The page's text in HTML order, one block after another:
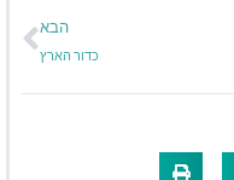
הבא
כדור הארץ